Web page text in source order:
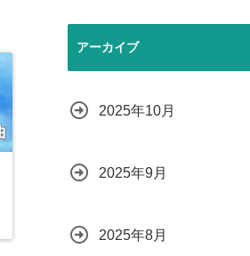
アーカイブ
2025年10月
2025年9月
2025年8月